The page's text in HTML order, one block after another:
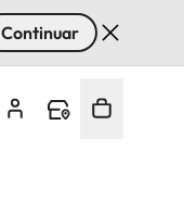
Continuar